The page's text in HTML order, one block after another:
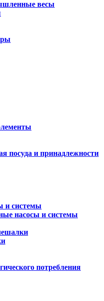
весы
посуда и принадлежности
и системы
насосы и системы
потребления